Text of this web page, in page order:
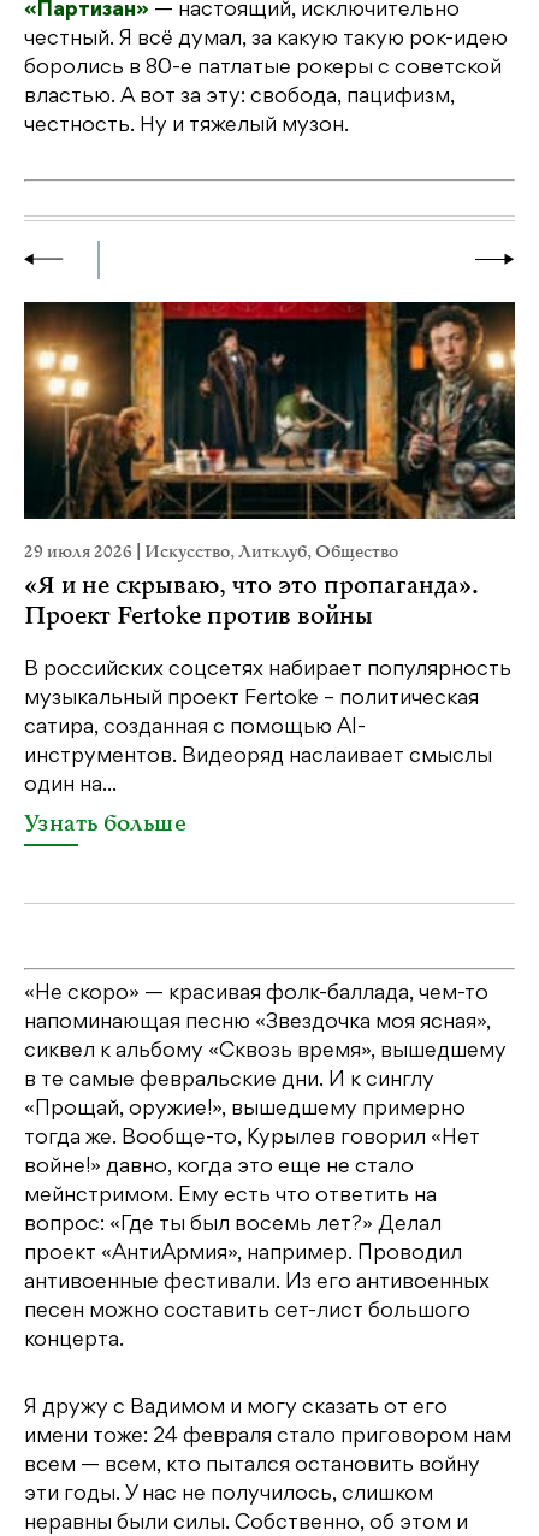
«Партизан» — настоящий, исключительно
честный. Я всё думал, за какую такую рок-идею
боролись в 80-е патлатые рокеры с советской
властью. А вот за эту: свобода, пацифизм,
честность. Ну и тяжелый музон.
29 июля 2026 Искусство,Литклуб,Общество
«Я и не скрываю, что это пропаганда».
Проект Fertoke против войны
В российских соцсетях набирает популярность
музыкальный проект Fertoke – политическая
сатира, созданная с помощью AI-
инструментов. Видеоряд наслаивает смыслы
один на...
Узнать больше
«Не скоро» — красивая фолк-баллада, чем-то
напоминающая песню «Звездочка моя ясная»,
сиквел к альбому «Сквозь время», вышедшему
в те самые февральские дни. И к синглу
«Прощай, оружие!», вышедшему примерно
тогда же. Вообще-то, Курылев говорил «Нет
войне!» давно, когда это еще не стало
мейнстримом. Ему есть что ответить на
вопрос: «Где ты был восемь лет?» Делал
проект «АнтиАрмия», например. Проводил
антивоенные фестивали. Из его антивоенных
песен можно составить сет-лист большого
концерта.
Я дружу с Вадимом и могу сказать от его
имени тоже: 24 февраля стало приговором нам
всем — всем, кто пытался остановить войну
эти годы. У нас не получилось, слишком
неравны были силы. Собственно, об этом и